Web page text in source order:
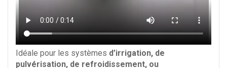
Idéale pour les systèmes d’irrigation, de
pulvérisation, de refroidissement, ou